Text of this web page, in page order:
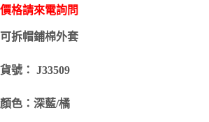
價格請來電詢問
可拆帽鋪棉外套
貨號： J33509
顏色：深藍/橘